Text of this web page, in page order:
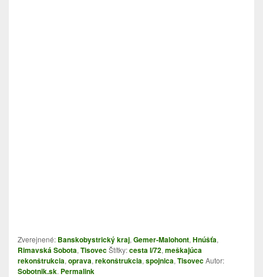
Zverejnené: Banskobystrický kraj, Gemer-Malohont, Hnúšťa,
Rimavská Sobota, TisovecŠtítky:cesta I/72, meškajúca
rekonštrukcia, oprava, rekonštrukcia, spojnica, TisovecAutor:
Sobotnik.sk. Permalink